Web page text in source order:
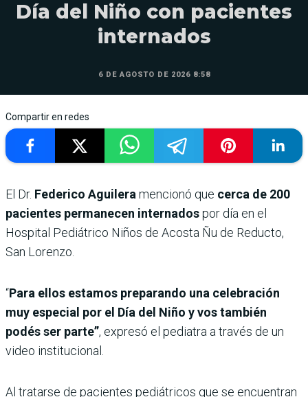
Día del Niño con pacientes
internados
6 DE AGOSTO DE 2026 8:58
Compartir en redes
El Dr. Federico Aguilera mencionó que cerca de 200
pacientes permanecen internadospor día en el
Hospital Pediátrico Niños de Acosta Ñu de Reducto,
San Lorenzo.
“Para ellos estamos preparando una celebración
muy especial por el Día del Niño y vos también
podés ser parte”, expresó el pediatra a través de un
video institucional.
Al tratarse de pacientes pediátricos que se encuentran